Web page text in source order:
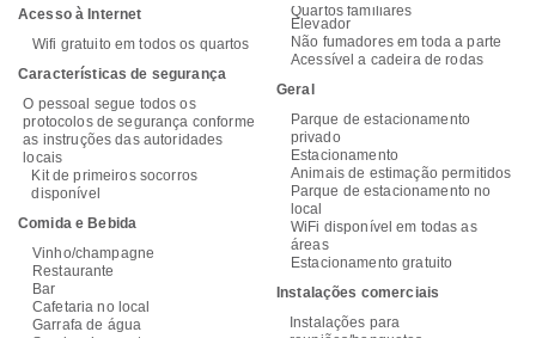
Acesso à Internet
Wifi gratuito em todos os quartos
Características de segurança
O pessoal segue todos os
protocolos de segurança conforme
as instruções das autoridades
locais
Kit de primeiros socorros
disponível
Comida e Bebida
Vinho/champagne
Restaurante
Bar
Cafetaria no local
Garrafa de água
Quartos familiares
Elevador
Não fumadores em toda a parte
Acessível a cadeira de rodas
Geral
Parque de estacionamento
privado
Estacionamento
Animais de estimação permitidos
Parque de estacionamento no
local
WiFi disponível em todas as
áreas
Estacionamento gratuito
Instalações comerciais
Instalações para